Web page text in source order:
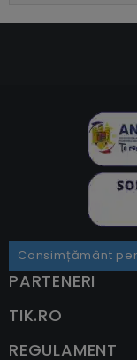
Consimțământ
PARTENERI
TIK.RO
REGULAMENT